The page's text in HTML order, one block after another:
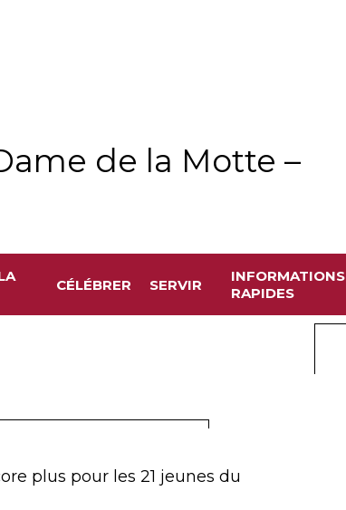
de la Motte –
CÉLÉBRER SERVIR
INFORMATIONS
RAPIDES
plus pour les 21 jeunes du